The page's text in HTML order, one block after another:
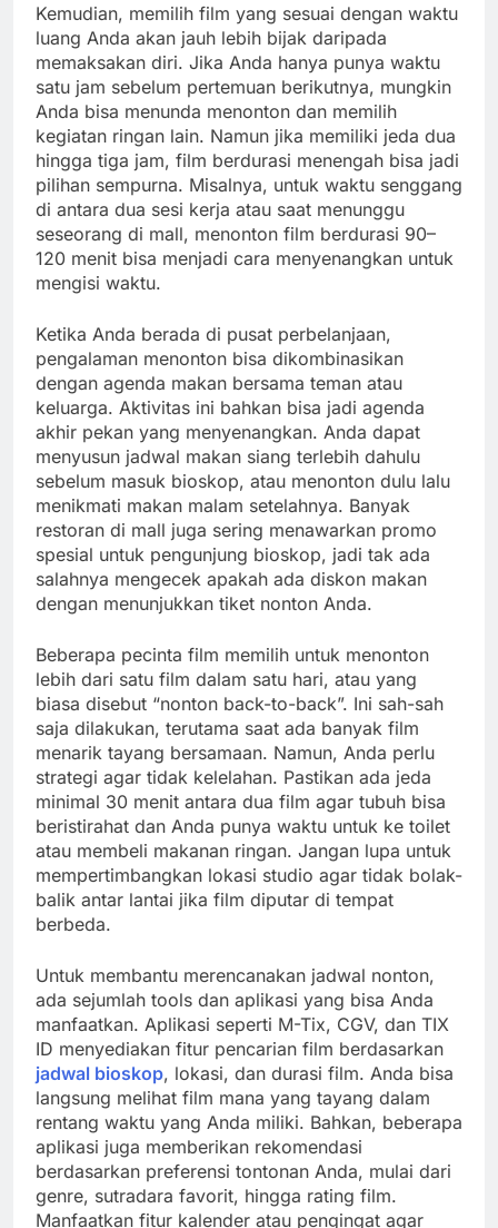
Kemudian, memilih film yang sesuai dengan waktu
luang Anda akan jauh lebih bijak daripada
memaksakan diri. Jika Anda hanya punya waktu
satu jam sebelum pertemuan berikutnya, mungkin
Anda bisa menunda menonton dan memilih
kegiatan ringan lain. Namun jika memiliki jeda dua
hingga tiga jam, film berdurasi menengah bisa jadi
pilihan sempurna. Misalnya, untuk waktu senggang
di antara dua sesi kerja atau saat menunggu
seseorang di mall, menonton film berdurasi 90–
120 menit bisa menjadi cara menyenangkan untuk
mengisi waktu.
Ketika Anda berada di pusat perbelanjaan,
pengalaman menonton bisa dikombinasikan
dengan agenda makan bersama teman atau
keluarga. Aktivitas ini bahkan bisa jadi agenda
akhir pekan yang menyenangkan. Anda dapat
menyusun jadwal makan siang terlebih dahulu
sebelum masuk bioskop, atau menonton dulu lalu
menikmati makan malam setelahnya. Banyak
restoran di mall juga sering menawarkan promo
spesial untuk pengunjung bioskop, jadi tak ada
salahnya mengecek apakah ada diskon makan
dengan menunjukkan tiket nonton Anda.
Beberapa pecinta film memilih untuk menonton
lebih dari satu film dalam satu hari, atau yang
biasa disebut “nonton back-to-back”. Ini sah-sah
saja dilakukan, terutama saat ada banyak film
menarik tayang bersamaan. Namun, Anda perlu
strategi agar tidak kelelahan. Pastikan ada jeda
minimal 30 menit antara dua film agar tubuh bisa
beristirahat dan Anda punya waktu untuk ke toilet
atau membeli makanan ringan. Jangan lupa untuk
mempertimbangkan lokasi studio agar tidak bolak-
balik antar lantai jika film diputar di tempat
berbeda.
Untuk membantu merencanakan jadwal nonton,
ada sejumlah tools dan aplikasi yang bisa Anda
manfaatkan. Aplikasi seperti M-Tix, CGV, dan TIX
ID menyediakan fitur pencarian film berdasarkan
jadwal bioskop, lokasi, dan durasi film. Anda bisa
langsung melihat film mana yang tayang dalam
rentang waktu yang Anda miliki. Bahkan, beberapa
aplikasi juga memberikan rekomendasi
berdasarkan preferensi tontonan Anda, mulai dari
genre, sutradara favorit, hingga rating film.
Manfaatkan fitur kalender atau pengingat agar